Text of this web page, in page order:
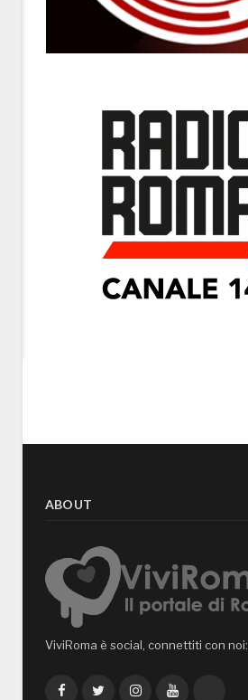
ABOUT
ViviRoma è social, connettiti con noi:
FacebookTwitterInstagramYouTube